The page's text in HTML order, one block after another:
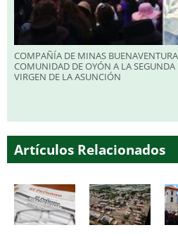
COMPAÑÍA DE MINAS
COMUNIDAD DE OYÓN A LA
VIRGEN DE LA ASUNCIÓN
Artículos Relacionados